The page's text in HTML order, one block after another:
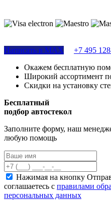
Написать в MAX
+7 495
Окажем бесплатную
Широкий ассортимент
Скидки на установку
Бесплатный
подбор автостекол
Заполните форму, наш
любую помощь
Нажимая на кнопку
соглашаетесь с правилами
персональных данных